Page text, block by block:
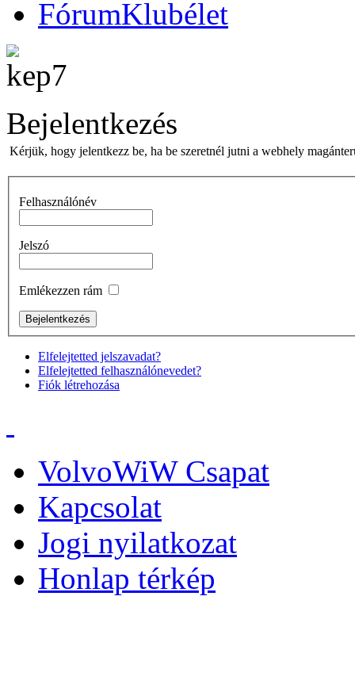
FórumKlubélet
Bejelentkezés
Kérjük, hogy jelentkezz be, ha be szeretnél jutni a webhely
Felhasználónév
Jelszó
Emlékezzen rám
Elfelejtetted jelszavadat?
Elfelejtetted felhasználónevedet?
Fiók létrehozása
VolvoWiW Csapat
Kapcsolat
Jogi nyilatkozat
Honlap térkép